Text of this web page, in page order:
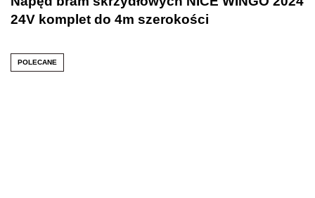
24V komplet do 4m szerokości
POLECANE